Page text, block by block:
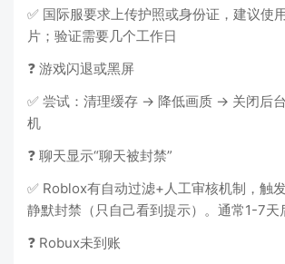
✅ 国际服要求上传护照或身份证，建议使
片；验证需要几个工作日
❓ 游戏闪退或黑屏
✅ 尝试：清理缓存 → 降低画质 → 关闭后
机
❓ 聊天显示“聊天被封禁”
✅ Roblox有自动过滤+人工审核机制，触
静默封禁（只自己看到提示）。通常1-7天
❓ Robux未到账